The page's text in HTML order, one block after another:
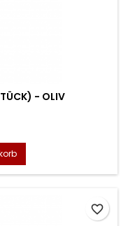
- OLIV
favorite_border